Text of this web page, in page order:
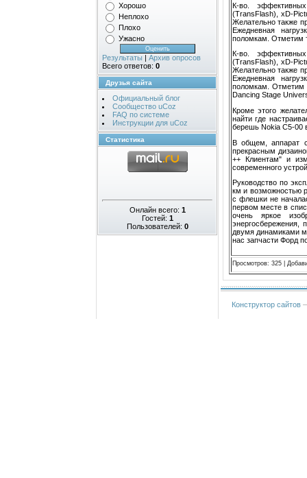
Хорошо
Неплохо
Плохо
Ужасно
Результаты | Архив опросов
Всего ответов: 0
Друзья сайта
Официальный блог
Сообщество uCoz
FAQ по системе
Инструкции для uCoz
Статистика
Онлайн всего: 1
Гостей: 1
Пользователей: 0
К-во.
(TransFlash), xD-
Желательно также
Ежедневная
поломкам. Отметим
К-во.
(TransFlash), xD-
Желательно также
Ежедневная
поломкам. Отметим
Dancing Stage
Кроме этого
найти где
берешь Nokia C5-00
В общем, аппарат
прекрасным
++ Клиентам" и
современного
Руководство по
км и возможностью
с флешки не
первом месте в
очень яркое
энергосбережения,
двумя динамиками
нас запчасти Форд
Просмотров: 325
Конструктор сайтов